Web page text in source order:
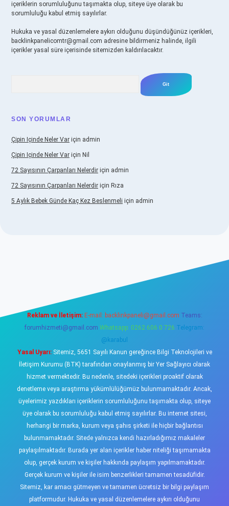
içeriklerin sorumluluğunu taşımakta olup, siteye üye olarak bu
sorumluluğu kabul etmiş sayılırlar.
Hukuka ve yasal düzenlemelere aykırı olduğunu düşündüğünüz içerikleri,
backlinkpanelicomtr@gmail.com adresine bildirmeniz halinde, ilgili
içerikler yasal süre içerisinde sitemizden kaldırılacaktır.
SON YORUMLAR
Çipin Içinde Neler Var için admin
Çipin Içinde Neler Var için Nil
72 Sayısının Çarpanları Nelerdir için admin
72 Sayısının Çarpanları Nelerdir için Rıza
5 Aylık Bebek Günde Kaç Kez Beslenmeli için admin
Reklam ve İletişim: E-mail: backlinkpaneli@gmail.com Teams:
forumhizmeti@gmail.com Whatsapp: 0262 606 0 726 Telegram:
@karabul
Yasal Uyarı:Sitemiz, 5651 Sayılı Kanun gereğince Bilgi Teknolojileri ve
İletişim Kurumu (BTK) tarafından onaylanmış bir Yer Sağlayıcı olarak
hizmet vermektedir. Bu nedenle, sitedeki içerikleri proaktif olarak
denetleme veya araştırma yükümlülüğümüz bulunmamaktadır. Ancak,
üyelerimiz yazdıkları içeriklerin sorumluluğunu taşımakta olup, siteye
üye olarak bu sorumluluğu kabul etmiş sayılırlar. Bu internet sitesi,
herhangi bir marka, kurum veya şahıs şirketi ile hiçbir bağlantısı
bulunmamaktadır. Sitede yalnızca kendi hazırladığımız makaleler
paylaşılmaktadır. Burada yer alan içerikler haber niteliği taşımamakta
olup, gerçek kurum ve kişiler hakkında paylaşım yapılmamaktadır.
Gerçek kurum ve kişiler ile isim benzerlikleri tamamen tesadüfidir.
Sitemiz, kar amacı gütmeyen ve tamamen ücretsiz bir bilgi paylaşım
platformudur. Hukuka ve yasal düzenlemelere aykırı olduğunu